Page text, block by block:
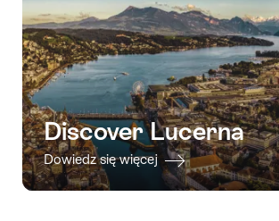
Discover Lucerna
Dowiedz się więcej